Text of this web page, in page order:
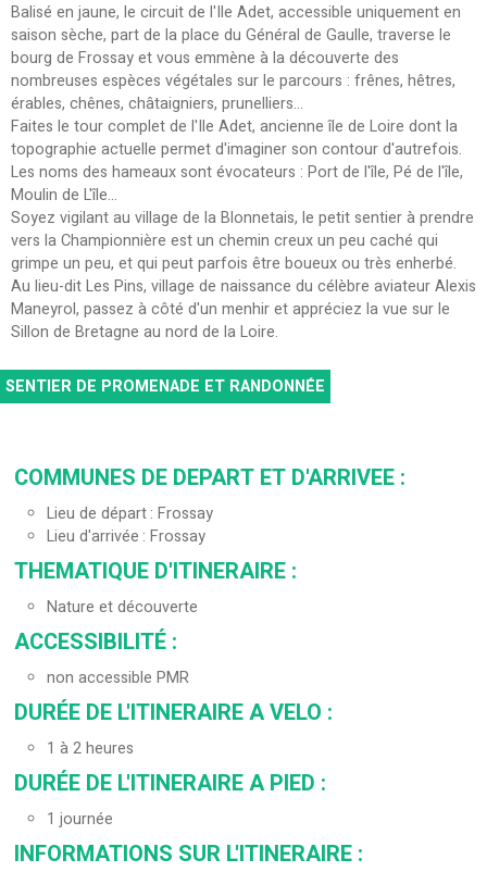
Balisé en jaune, le circuit de l'Ile Adet, accessible uniquement en
saison sèche, part de la place du Général de Gaulle, traverse le
bourg de Frossay et vous emmène à la découverte des
nombreuses espèces végétales sur le parcours : frênes, hêtres,
érables, chênes, châtaigniers, prunelliers...
Faites le tour complet de l'Ile Adet, ancienne île de Loire dont la
topographie actuelle permet d'imaginer son contour d'autrefois.
Les noms des hameaux sont évocateurs : Port de l'île, Pé de l'île,
Moulin de L'île...
Soyez vigilant au village de la Blonnetais, le petit sentier à prendre
vers la Championnière est un chemin creux un peu caché qui
grimpe un peu, et qui peut parfois être boueux ou très enherbé.
Au lieu-dit Les Pins, village de naissance du célèbre aviateur Alexis
Maneyrol, passez à côté d'un menhir et appréciez la vue sur le
Sillon de Bretagne au nord de la Loire.
SENTIER DE PROMENADE ET RANDONNÉE
COMMUNES DE DEPART ET D'ARRIVEE :
Lieu de départ Frossay
Lieu d'arrivée Frossay
THEMATIQUE D'ITINERAIRE :
Nature et découverte
ACCESSIBILITÉ :
non accessible PMR
DURÉE DE L'ITINERAIRE A VELO :
1 à 2 heures
DURÉE DE L'ITINERAIRE A PIED :
1 journée
INFORMATIONS SUR L'ITINERAIRE :